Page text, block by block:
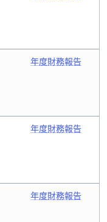
年度財務報告
年度財務報告
年度財務報告